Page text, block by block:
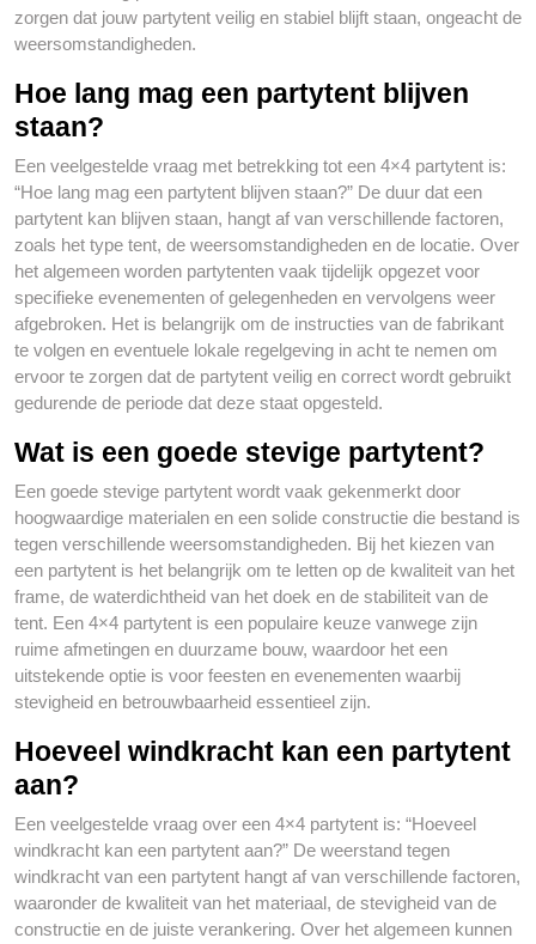
zorgen dat jouw partytent veilig en stabiel blijft staan, ongeacht de
weersomstandigheden.
Hoe lang mag een partytent blijven
staan?
Een veelgestelde vraag met betrekking tot een 4×4 partytent is:
“Hoe lang mag een partytent blijven staan?” De duur dat een
partytent kan blijven staan, hangt af van verschillende factoren,
zoals het type tent, de weersomstandigheden en de locatie. Over
het algemeen worden partytenten vaak tijdelijk opgezet voor
specifieke evenementen of gelegenheden en vervolgens weer
afgebroken. Het is belangrijk om de instructies van de fabrikant
te volgen en eventuele lokale regelgeving in acht te nemen om
ervoor te zorgen dat de partytent veilig en correct wordt gebruikt
gedurende de periode dat deze staat opgesteld.
Wat is een goede stevige partytent?
Een goede stevige partytent wordt vaak gekenmerkt door
hoogwaardige materialen en een solide constructie die bestand is
tegen verschillende weersomstandigheden. Bij het kiezen van
een partytent is het belangrijk om te letten op de kwaliteit van het
frame, de waterdichtheid van het doek en de stabiliteit van de
tent. Een 4×4 partytent is een populaire keuze vanwege zijn
ruime afmetingen en duurzame bouw, waardoor het een
uitstekende optie is voor feesten en evenementen waarbij
stevigheid en betrouwbaarheid essentieel zijn.
Hoeveel windkracht kan een partytent
aan?
Een veelgestelde vraag over een 4×4 partytent is: “Hoeveel
windkracht kan een partytent aan?” De weerstand tegen
windkracht van een partytent hangt af van verschillende factoren,
waaronder de kwaliteit van het materiaal, de stevigheid van de
constructie en de juiste verankering. Over het algemeen kunnen